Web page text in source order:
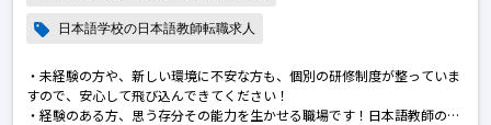
日本語学校の日本語教師転職求人
・未経験の方や、新しい環境に不安な方も、個別の研修制度が整っていま
すので、安心して飛び込んできてください！
・経験のある方、思う存分その能力を生かせる職場です！日本語教師の転